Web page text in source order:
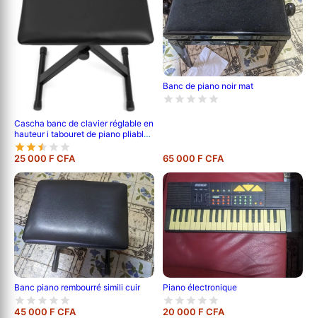
Cascha banc de clavier réglable en
hauteur i tabouret de piano pliable i
banc de piano rembourré & facile à
nettoyer i recouvert de simili cuir
noir mat
25 000 F CFA
Banc de piano noir mat
65 000 F CFA
Banc piano rembourré simili cuir
45 000 F CFA
Piano électronique
20 000 F CFA